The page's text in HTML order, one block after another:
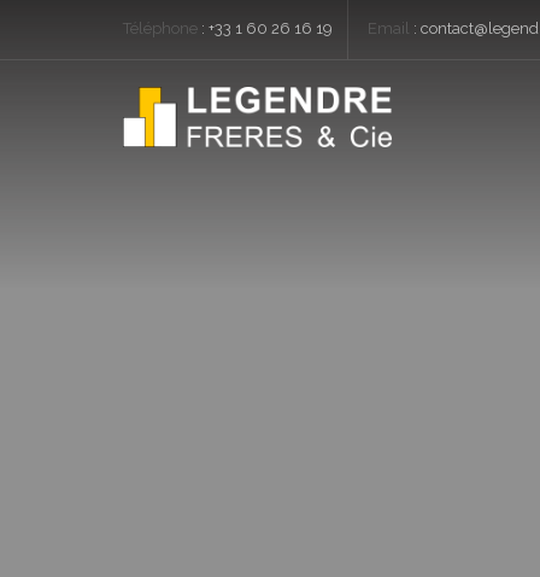
Téléphone : +33 1 60 26 16 19 Email :